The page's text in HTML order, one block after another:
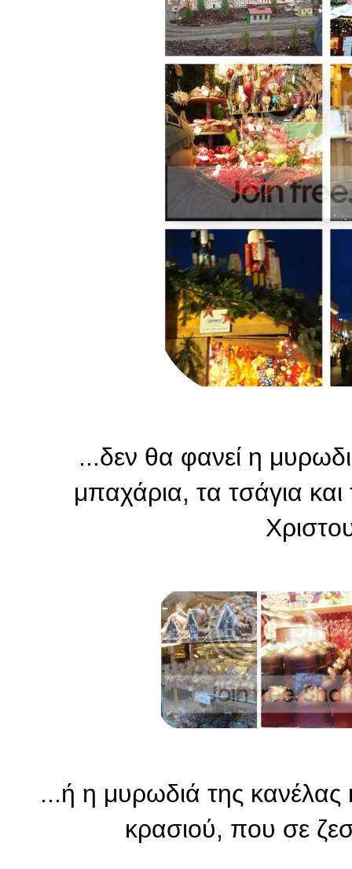
...δεν θα φανεί η
μπαχάρια, τα τσάγια
...ή η μυρωδιά της
κρασιού, που σε